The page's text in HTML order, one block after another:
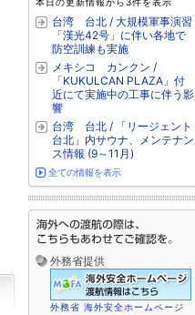
台湾 台北 / 大規模軍事演習
「漢光42号」に伴い各地で
防空訓練も実施
メキシコ カンクン /
「KUKULCAN PLAZA」付
近にて実施中の工事に伴う影
響
台湾 台北 / 「リージェント
台北」内サウナ、メンテナン
ス情報 (9～11月)
全ての情報を表示
外務省提供
外務省 海外安全ホームページ